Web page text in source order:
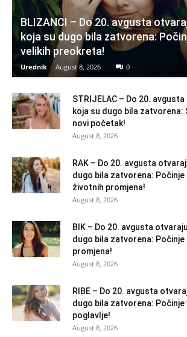
BLIZANCI – Do 20. avgusta
koja su dugo bila zatvorena:
velikih preokreta!
Urednik - August 8, 2026 0
STRIJELAC – Do 20.
koja su dugo bila zatvorena:
novi početak!
August 8, 2026
RAK – Do 20. avgusta
dugo bila zatvorena: Počinje
životnih promjena!
August 8, 2026
BIK – Do 20. avgusta
dugo bila zatvorena: Počinje
promjena!
August 8, 2026
RIBE – Do 20. avgusta
dugo bila zatvorena:
poglavlje!
August 8, 2026